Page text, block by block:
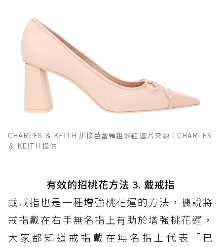
CHARLES ＆ KEITH 拼接芭蕾舞粗跟鞋 圖片來源：CHARLES
＆ KEITH 提供
有效的招桃花方法 3. 戴戒指
戴戒指也是一種增強桃花運的方法，據說將
戒指戴在右手無名指上有助於增強桃花運，
大家都知道戒指戴在無名指上代表「已